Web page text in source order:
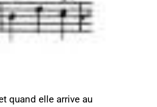
quand elle arrive au